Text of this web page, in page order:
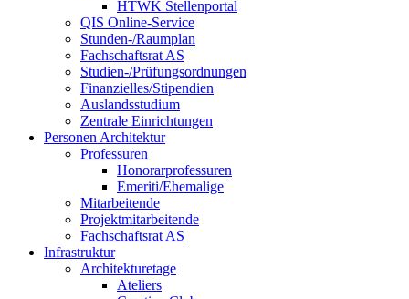
HTWK Stellenportal
QIS Online-Service
Stunden-/Raumplan
Fachschaftsrat AS
Studien-/Prüfungsordnungen
Finanzielles/Stipendien
Auslandsstudium
Zentrale Einrichtungen
Personen Architektur
Professuren
Honorarprofessuren
Emeriti/Ehemalige
Mitarbeitende
Projektmitarbeitende
Fachschaftsrat AS
Infrastruktur
Architekturetage
Ateliers